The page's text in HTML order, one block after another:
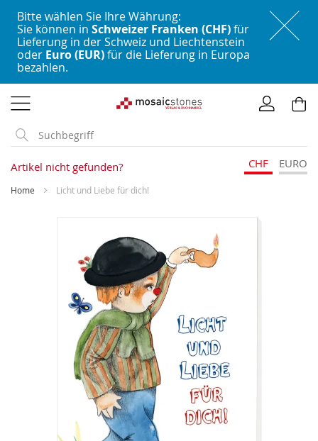
Bitte wählen Sie Ihre Währung:
Sie können in Schweizer Franken (CHF)für
Lieferung in der Schweiz und Liechtenstein
oder Euro (EUR)für die Lieferung in Europa
bezahlen.
zum
Inhalt
Artikel nicht gefunden? CHF EURO
Home Licht und Liebe für dich!